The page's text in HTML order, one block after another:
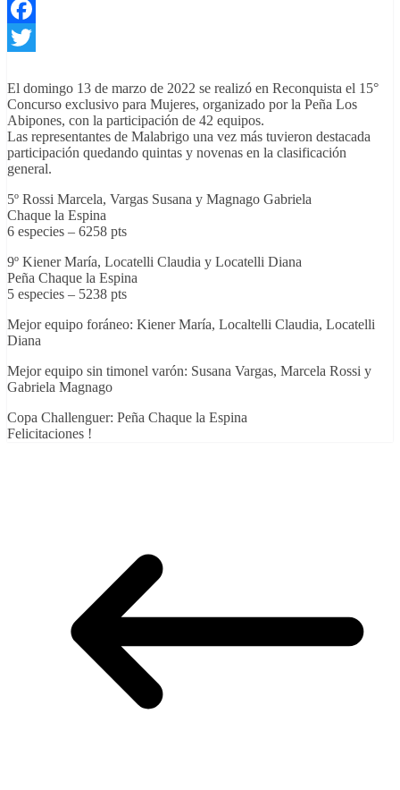
WhatsApp
Facebook
El domingo 13 de marzo de 2022 se realizó en Reconquista el 15°
Concurso exclusivo para Mujeres, organizado por la Peña Los
Abipones, con la participación de 42 equipos.
Las representantes de Malabrigo una vez más tuvieron destacada
participación quedando quintas y novenas en la clasificación
general.
5º Rossi Marcela, Vargas Susana y Magnago Gabriela
Chaque la Espina
6 especies – 6258 pts
9º Kiener María, Locatelli Claudia y Locatelli Diana
Peña Chaque la Espina
5 especies – 5238 pts
Mejor equipo foráneo: Kiener María, Localtelli Claudia, Locatelli
Diana
Mejor equipo sin timonel varón: Susana Vargas, Marcela Rossi y
Gabriela Magnago
Copa Challenguer: Peña Chaque la Espina
Felicitaciones !